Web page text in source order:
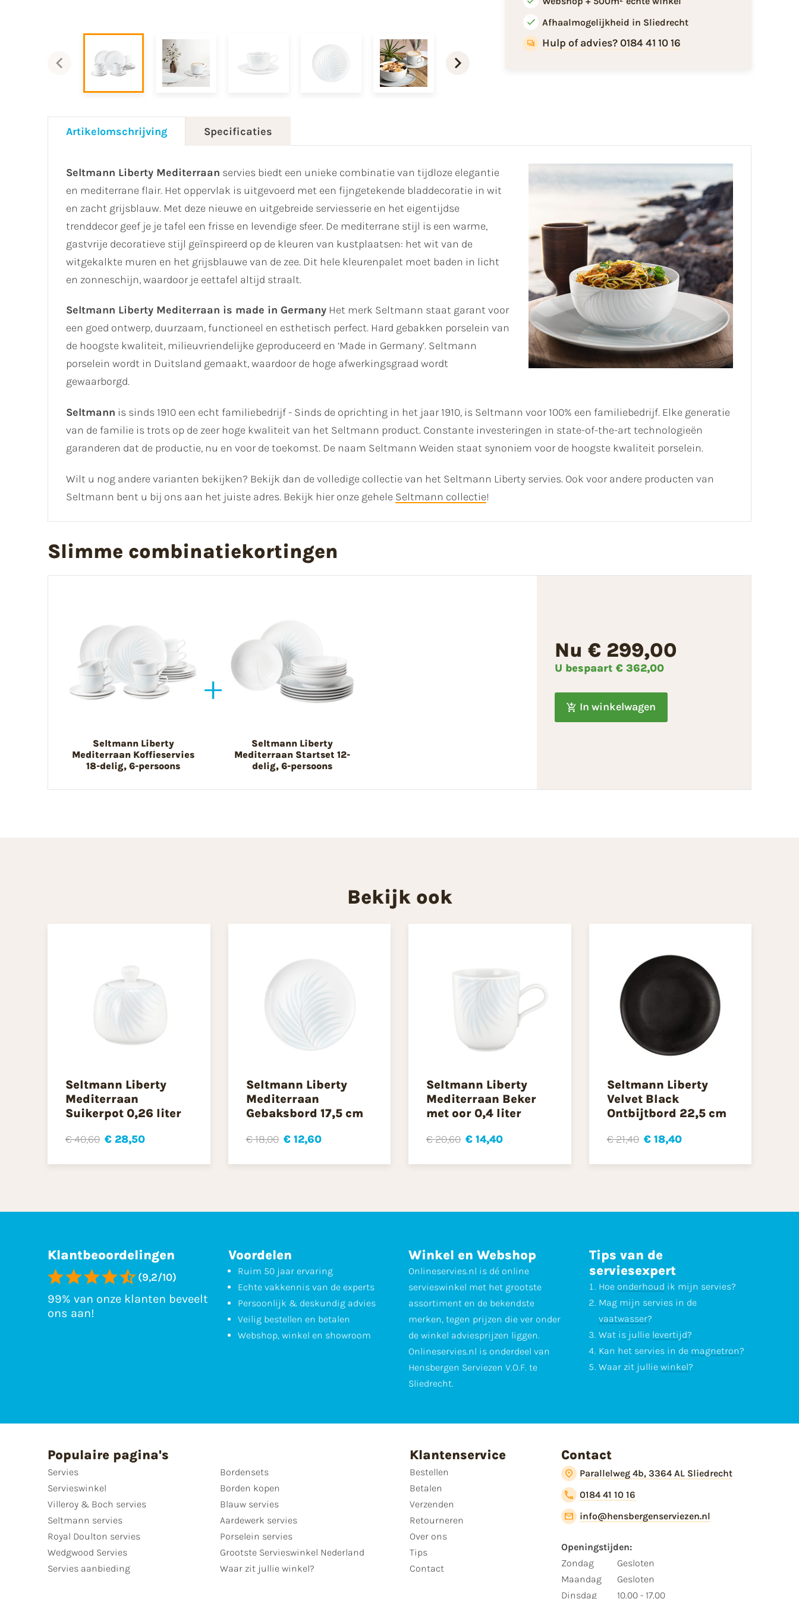
Afhaalmogelijkheid in Sliedrecht
Hulp of advies? 0184 41 10 16
Artikelomschrijving Specificaties
Seltmann Liberty Mediterraan servies biedt een unieke combinatie van tijdloze elegantie
en mediterrane flair. Het oppervlak is uitgevoerd met een fijngetekende bladdecoratie in wit
en zacht grijsblauw. Met deze nieuwe en uitgebreide serviesserie en het eigentijdse
trenddecor geef je je tafel een frisse en levendige sfeer. De mediterrane stijl is een warme,
gastvrije decoratieve stijl geïnspireerd op de kleuren van kustplaatsen: het wit van de
witgekalkte muren en het grijsblauwe van de zee. Dit hele kleurenpalet moet baden in licht
en zonneschijn, waardoor je eettafel altijd straalt.
Seltmann Liberty Mediterraan is made in Germany Het merk Seltmann staat garant voor
een goed ontwerp, duurzaam, functioneel en esthetisch perfect. Hard gebakken porselein van
de hoogste kwaliteit, milieuvriendelijke geproduceerd en ‘Made in Germany’. Seltmann
porselein wordt in Duitsland gemaakt, waardoor de hoge afwerkingsgraad wordt
gewaarborgd.
Seltmann is sinds 1910 een echt familiebedrijf - Sinds de oprichting in het jaar 1910, is Seltmann voor 100% een familiebedrijf. Elke generatie
van de familie is trots op de zeer hoge kwaliteit van het Seltmann product. Constante investeringen in state-of-the-art technologieën
garanderen dat de productie, nu en voor de toekomst. De naam Seltmann Weiden staat synoniem voor de hoogste kwaliteit porselein.
Wilt u nog andere varianten bekijken? Bekijk dan de volledige collectie van het Seltmann Liberty servies. Ook voor andere producten van
Seltmann bent u bij ons aan het juiste adres. Bekijk hier onze gehele Seltmann collectie!
Slimme combinatiekortingen
Seltmann Liberty
Mediterraan Koffieservies
18-delig, 6-persoons
Seltmann Liberty
Mediterraan Startset 12-
delig, 6-persoons
Nu € 299,00
U bespaart € 362,00
In winkelwagen
Bekijk ook
Seltmann Liberty
Mediterraan
Suikerpot 0,26 liter
€ 40,60 € 28,50
Seltmann Liberty
Mediterraan
Gebaksbord 17,5 cm
€ 18,00 € 12,60
Seltmann Liberty
Mediterraan Beker
met oor 0,4 liter
€ 20,60 € 14,40
Seltmann Liberty
Velvet Black
Ontbijtbord 22,5 cm
€ 21,40 € 18,40
Klantbeoordelingen
(9,2/10)
99% van onze klanten beveelt
ons aan!
Voordelen
Ruim 50 jaar ervaring
Echte vakkennis van de experts
Persoonlijk & deskundig advies
Veilig bestellen en betalen
Webshop, winkel en showroom
Winkel en Webshop
Onlineservies.nl is dé online
servieswinkel met het grootste
assortiment en de bekendste
merken, tegen prijzen die ver onder
de winkel adviesprijzen liggen.
Onlineservies.nl is onderdeel van
Hensbergen Serviezen V.O.F. te
Sliedrecht.
Tips van de
serviesexpert
Hoe onderhoud ik mijn servies?
Mag mijn servies in de
vaatwasser?
Wat is jullie levertijd?
Kan het servies in de magnetron?
Waar zit jullie winkel?
Populaire pagina's
Servies
Servieswinkel
Villeroy & Boch servies
Seltmann servies
Royal Doulton servies
Wedgwood Servies
Servies aanbieding
Bordensets
Borden kopen
Blauw servies
Aardewerk servies
Porselein servies
Grootste Servieswinkel Nederland
Waar zit jullie winkel?
Klantenservice
Bestellen
Betalen
Verzenden
Retourneren
Over ons
Tips
Contact
Contact
Parallelweg 4b, 3364 AL Sliedrecht
0184 41 10 16
info@hensbergenserviezen.nl
Openingstijden:
Zondag
Maandag
Dinsdag
Gesloten
Gesloten
10.00 - 17.00